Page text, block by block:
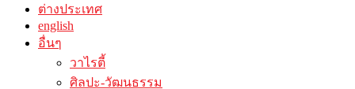
ต่างประเทศ
english
อื่นๆ
วาไรตี้
ศิลปะ-วัฒนธรรม